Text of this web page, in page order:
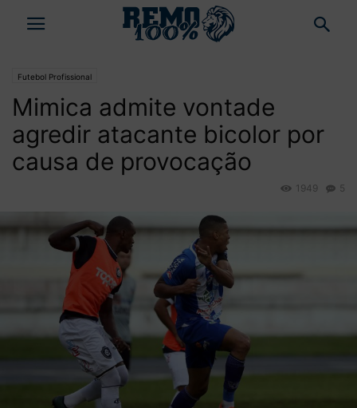
Futebol Profissional
Mimica admite vontade
agredir atacante bicolor por
causa de provocação
5
1949